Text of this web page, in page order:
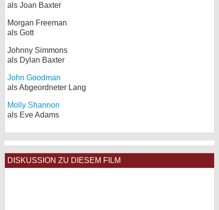
als Joan Baxter
Morgan Freeman
als Gott
Johnny Simmons
als Dylan Baxter
John Goodman
als Abgeordneter Lang
Molly Shannon
als Eve Adams
DISKUSSION ZU DIESEM FILM